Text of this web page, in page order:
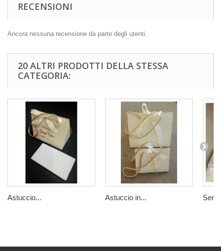
RECENSIONI
Ancora nessuna recensione da parte degli utenti.
20 ALTRI PRODOTTI DELLA STESSA
CATEGORIA:
Astuccio... Astuccio in...